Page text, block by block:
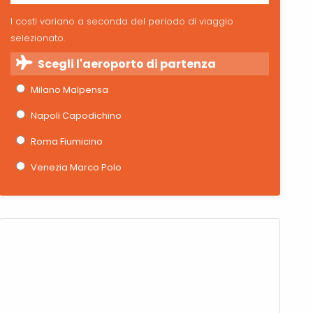
I costi variano a seconda del periodo di viaggio
selezionato.
Scegli l'aeroporto di partenza
Milano Malpensa
Napoli Capodichino
Roma Fiumicino
Venezia Marco Polo